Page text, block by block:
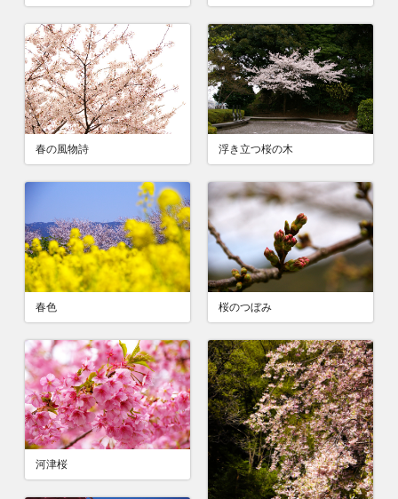
春の風物詩 浮き立つ桜の木
春色 桜のつぼみ
河津桜